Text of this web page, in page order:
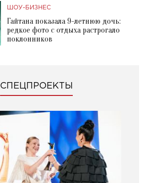
ШОУ-БИЗНЕС
Гайтана показала 9-летнюю дочь:
редкое фото с отдыха растрогало
поклонников
СПЕЦПРОЕКТЫ